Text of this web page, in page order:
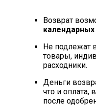
Возврат
Не подлежат
товары,
расходники.
Деньги
что и оплата,
после